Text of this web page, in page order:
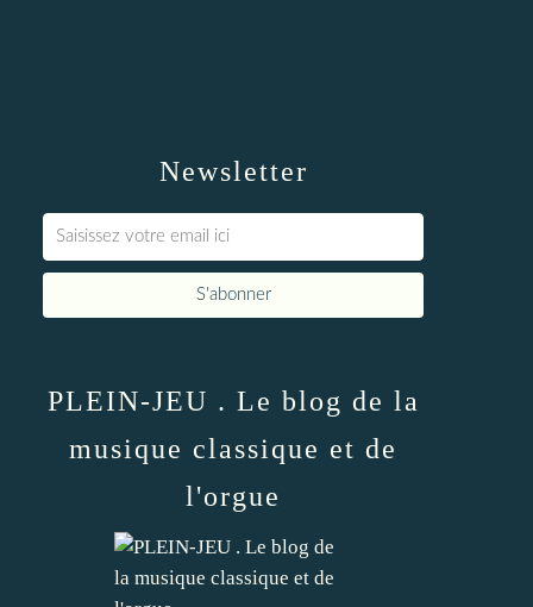
Newsletter
PLEIN-JEU . Le blog de la
musique classique et de
l'orgue